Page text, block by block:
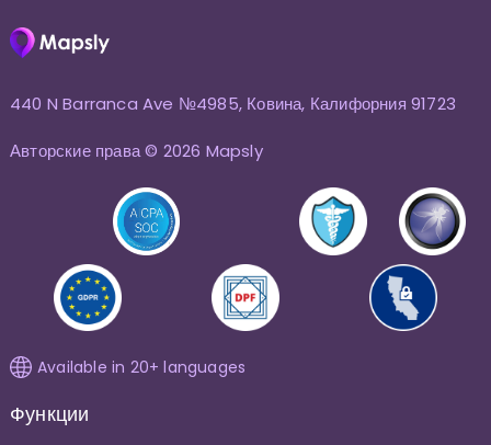
440 N Barranca Ave №4985, Ковина, Калифорния 91723
Авторские права © 2026 Mapsly
Available in 20+ languages
Функции